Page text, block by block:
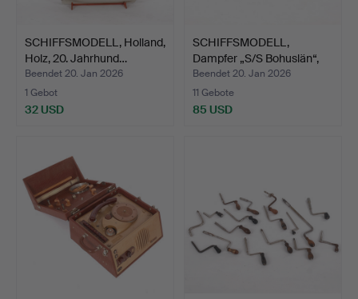
SCHIFFSMODELL, Holland,
Holz, 20. Jahrhund…
Beendet 20. Jan 2026
1 Gebot
32 USD
SCHIFFSMODELL,
Dampfer „S/S Bohuslän“,
Hol…
Beendet 20. Jan 2026
11 Gebote
85 USD